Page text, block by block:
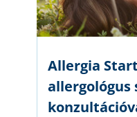
Allergia
allergológus